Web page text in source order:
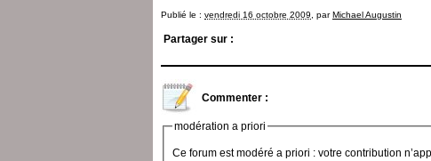
Publié le : vendredi 16 octobre 2009 , parMichael Augustin
Partager sur :
Commenter :
modération a priori
Ce forum est modéré a priori : votre contribution